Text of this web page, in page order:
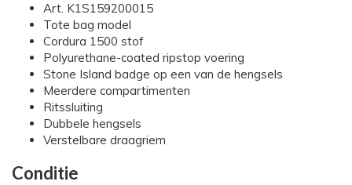
Art. K1S159200015
Tote bag model
Cordura 1500 stof
Polyurethane-coated ripstop voering
Stone Island badge op een van de hengsels
Meerdere compartimenten
Ritssluiting
Dubbele hengsels
Verstelbare draagriem
Conditie